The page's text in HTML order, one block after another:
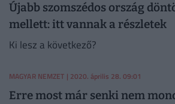
Újabb szomszédos ország
mellett: itt vannak a részletek
Ki lesz a következő?
MAGYAR NEMZET | 2020. április 28. 09:01
Erre most már senki nem